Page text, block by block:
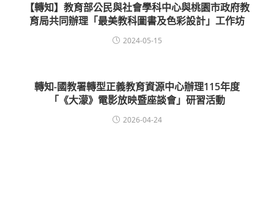
【轉知】教育部公民與社會學科中心與桃園市政府教
育局共同辦理「最美教科圖書及色彩設計」工作坊
2024-05-15
轉知-國教署轉型正義教育資源中心辦理115年度
「《大濛》電影放映暨座談會」研習活動
2026-04-24